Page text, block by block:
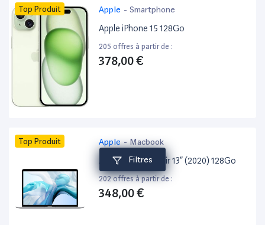
Filtres
Top Produit Apple - Smartphone
Apple iPhone 15 128Go
205 offres à partir de :
378,00 €
Top Produit Apple- Macbook
Apple MacBook Air 13” (2020) 128Go
202 offres à partir de :
348,00 €